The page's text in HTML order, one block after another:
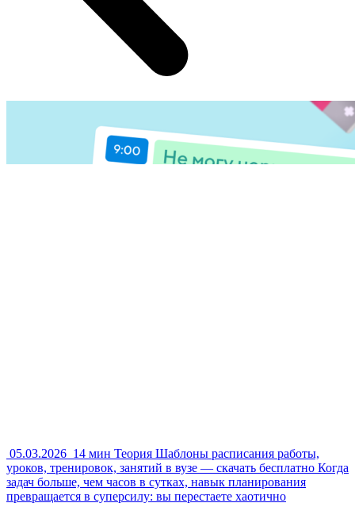
05.03.2026 14 мин Теория Шаблоны расписания работы,
уроков, тренировок, занятий в вузе — скачать бесплатно Когда
задач больше, чем часов в сутках, навык планирования
превращается в суперсилу: вы перестаете хаотично